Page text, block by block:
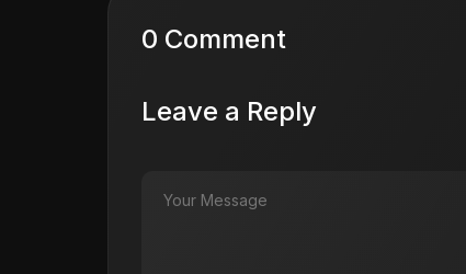
0 Comment
Leave a Reply